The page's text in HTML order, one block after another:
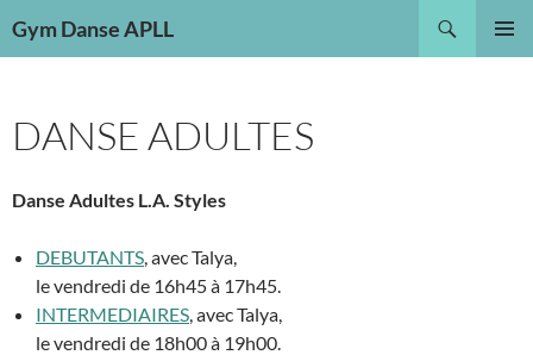
auGym Danse APLL
DANSE ADULTES
Danse Adultes L.A. Styles
DEBUTANTS, avec Talya,
le vendredi de 16h45 à 17h45.
INTERMEDIAIRES, avec Talya,
le vendredi de 18h00 à 19h00.